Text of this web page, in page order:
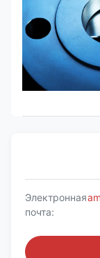
Электронная
почта: